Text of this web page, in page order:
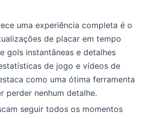
uma experiência completa é o
de placar em tempo
gols instantâneas e detalhes
de jogo e vídeos de
como uma ótima ferramenta
perder nenhum detalhe.
seguir todos os momentos